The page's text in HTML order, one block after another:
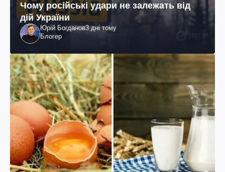
Чому російські удари не залежать від
дій України
Юрій Богданов3 дні тому
Блогер